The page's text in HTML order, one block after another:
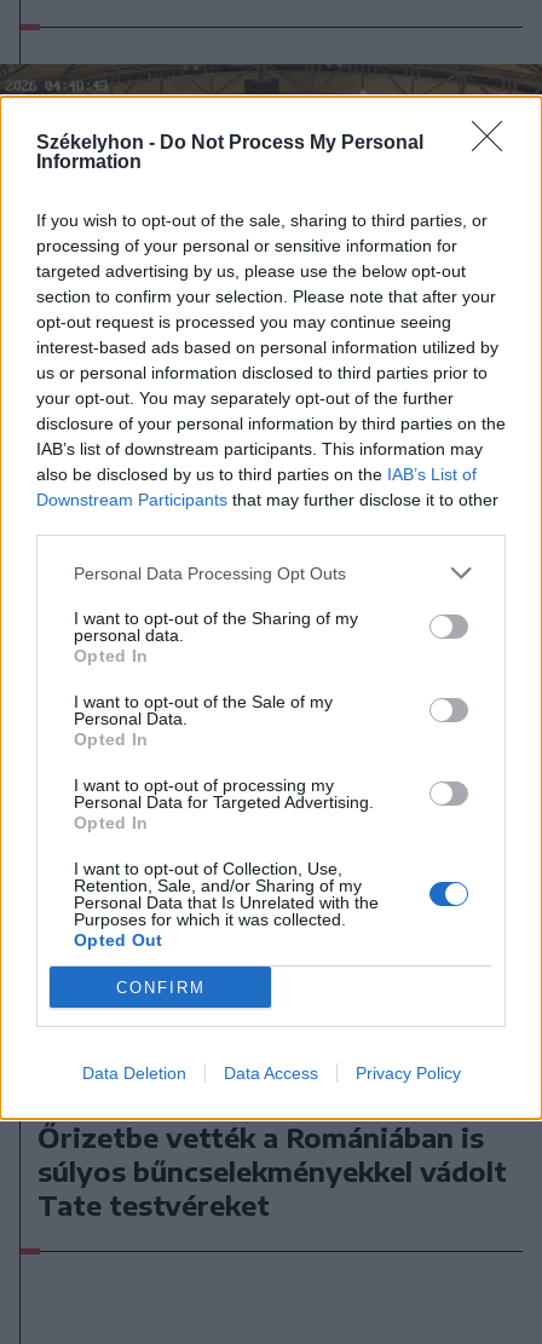
Székelyhon - Do Not Process My Personal
Information
If you wish to opt-out of the sale, sharing to third parties, or
processing of your personal or sensitive information for
targeted advertising by us, please use the below opt-out
section to confirm your selection. Please note that after your
opt-out request is processed you may continue seeing
interest-based ads based on personal information utilized by
us or personal information disclosed to third parties prior to
your opt-out. You may separately opt-out of the further
disclosure of your personal information by third parties on the
IAB’s list of downstream participants. This information may
also be disclosed by us to third parties on the IAB’s List of
Downstream Participants that may further disclose it to other
Personal Data Processing Opt Outs
I want to opt-out of the Sharing of my
personal data.
Opted In
I want to opt-out of the Sale of my
Personal Data.
Opted In
I want to opt-out of processing my
Personal Data for Targeted Advertising.
Opted In
I want to opt-out of Collection, Use,
Retention, Sale, and/or Sharing of my
Personal Data that Is Unrelated with the
Purposes for which it was collected.
Opted Out
CONFIRM
Data Deletion Data Access Privacy Policy
2026. július 28., kedd
Szentségtörő üzenetek és
vandalizmus a medjugorjei Mária-
szobornál – térfigyelő rögzítette a
gyújtogatást
Őrizetbe vették a Romániában is
súlyos bűncselekményekkel vádolt
Tate testvéreket